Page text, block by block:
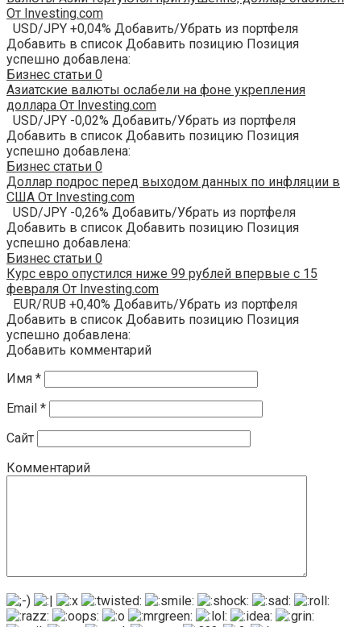
От Investing.com
USD/JPY +0,04% Добавить/Убрать из портфеля
Добавить в список Добавить позицию Позиция
успешно добавлена:
Бизнес статьи 0
Азиатские валюты ослабели на фоне укрепления
доллара От Investing.com
USD/JPY -0,02% Добавить/Убрать из портфеля
Добавить в список Добавить позицию Позиция
успешно добавлена:
Бизнес статьи 0
Доллар подрос перед выходом данных по инфляции в
США От Investing.com
USD/JPY -0,26% Добавить/Убрать из портфеля
Добавить в список Добавить позицию Позиция
успешно добавлена:
Бизнес статьи 0
Курс евро опустился ниже 99 рублей впервые с 15
февраля От Investing.com
EUR/RUB +0,40% Добавить/Убрать из портфеля
Добавить в список Добавить позицию Позиция
успешно добавлена:
Добавить комментарий
Имя *
Email *
Сайт
Комментарий